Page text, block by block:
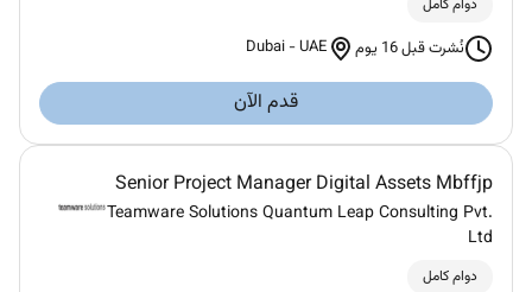
دوام كامل
نُشرت قبل 16 يوم Dubai -UAE
قدم الآن
Senior Project Manager Digital Assets Mbffjp
Teamware Solutions Quantum Leap Consulting Pvt.
Ltd
دوام كامل